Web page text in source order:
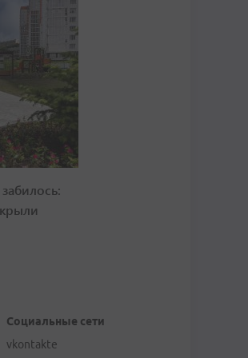
Социальные сети
vkontakte